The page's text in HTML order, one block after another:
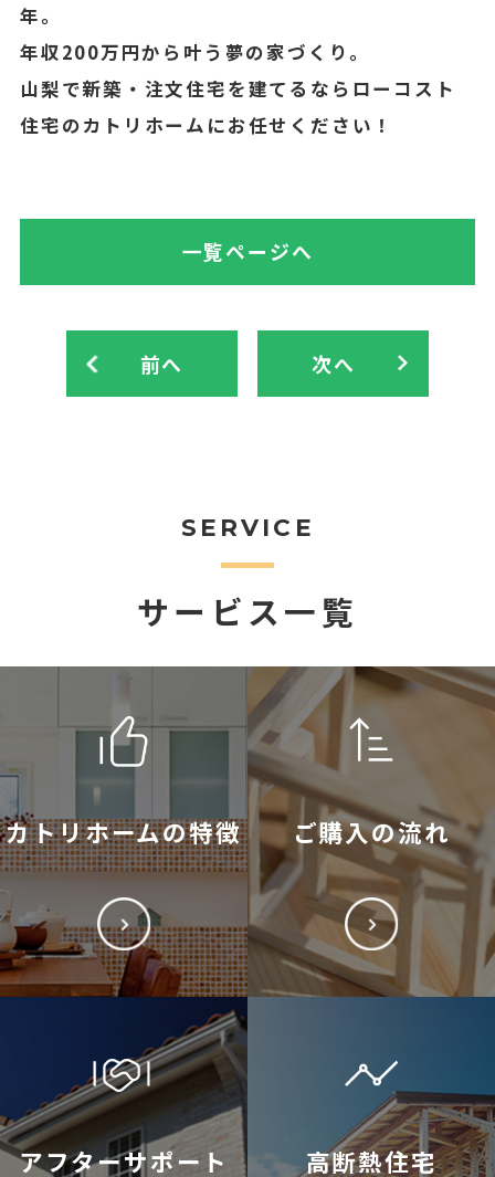
年。
年収200万円から叶う夢の家づくり。
山梨で新築・注文住宅を建てるならローコスト
住宅のカトリホームにお任せください！
前へ
一覧ページへ
次へ
SERVICE
サービス一覧
カトリホームの特徴 ご購入の流れ
アフターサポート 高断熱住宅